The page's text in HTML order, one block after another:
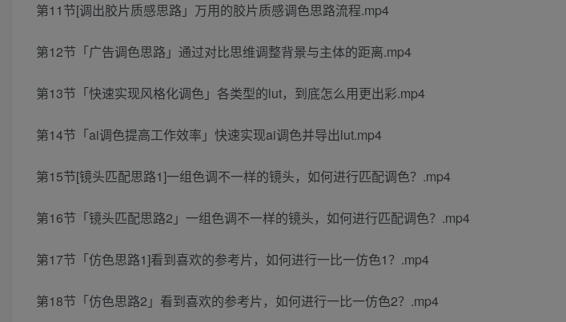
第11节[调出胶片质感思路」万用的胶片质感调色思路流程.mp4
第12节「广告调色思路」通过对比思维调整背景与主体的距离.mp4
第13节「快速实现风格化调色」各类型的lut，到底怎么用更出彩.mp4
第14节「ai调色提高工作效率」快速实现ai调色并导出lut.mp4
第15节[镜头匹配思路1]一组色调不一样的镜头，如何进行匹配调色？.mp4
第16节「镜头匹配思路2」一组色调不一样的镜头，如何进行匹配调色？.mp4
第17节「仿色思路1]看到喜欢的参考片，如何进行一比一仿色1？.mp4
第18节「仿色思路2」看到喜欢的参考片，如何进行一比一仿色2？.mp4